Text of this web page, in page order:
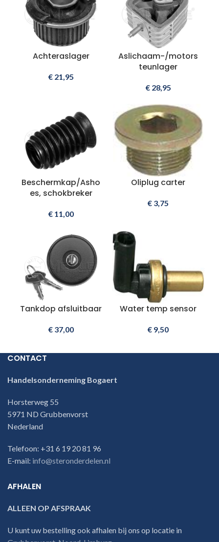
Achteraslager
€21,95
Aslichaam-/motors
teunlager
€28,95
Beschermkap/Asho
es, schokbreker
€11,00
Oliplug carter
€ 3,75
Tankdop afsluitbaar
€37,00
Water temp sensor
€ 9,50
CONTACT
Handelsonderneming Bogaert
Horsterweg 55
5971 ND Grubbenvorst
Nederland
Telefoon: +31 6 19 20 81 96
E-mail: info@steronderdelen.nl
AFHALEN
ALLEEN OP AFSPRAAK
U kunt uw bestelling ook afhalen bij ons op locatie in